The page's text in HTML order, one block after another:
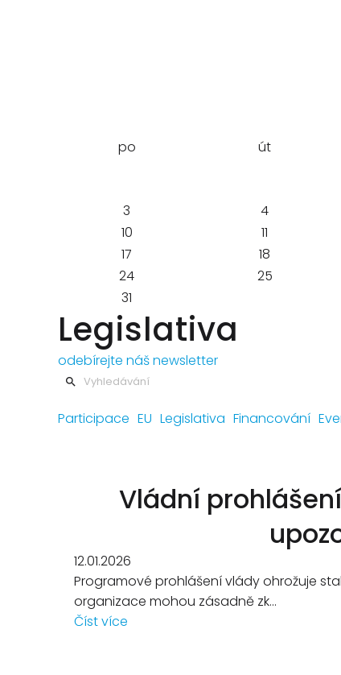
po út
3
4
10
11
17
18
24
25
31
Legislativa
odebírejte náš newsletter
Participace EU Legislativa Financování
Vládní
12.01.2026
Programové prohlášení vlády ohrožuje
organizace mohou zásadně zk...
Číst více